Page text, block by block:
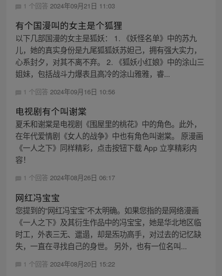
1 个回答 2024年09月21日 11:03
有个国漫叫的女主是个狐狸
以下几部国漫的女主是狐妖： 1. 《妖怪名单》中的苏九
儿，她的真实身份是九尾狐狐妖苏妲己，拥有强大实力，
心系封夕，对其不离不弃。 2. 《狐妖小红娘》中的涂山三
姐妹，包括战斗力爆表且高冷的涂山雅雅，睿...
1 个回答 2024年09月16日 10:56
电视剧有个叫谢棠
夏禾和谢棠是电视剧《围屋里的桃花》中的角色。此外，
在年代爱情剧《女人的战争》中也有角色叫谢棠。 原漫画
《一人之下》同样精彩，点击按钮下载 App 立享精彩内
容！
1 个回答 2024年08月26日 06:17
网红冯宝宝
您提到的“网红冯宝宝”不太明确。如果您指的是网络漫画
《一人之下》及其衍生作品中的冯宝宝，她是华北地区临
时工，外表三无、邋遢，却是炁功高手，对过去的记忆缺
失，一直在寻找自己的身世。 另外，也有一位名叫...
1 个回答 2024年08月20日 15:22